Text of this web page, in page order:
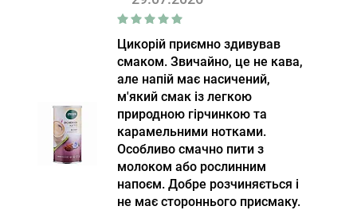
Цикорій приємно здивував
смаком. Звичайно, це не кава,
але напій має насичений,
м'який смак із легкою
природною гірчинкою та
карамельними нотками.
Особливо смачно пити з
молоком або рослинним
напоєм. Добре розчиняється і
не має стороннього присмаку.